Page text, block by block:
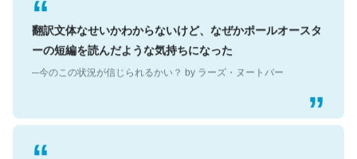
翻訳文体なせいかわからないけど、なぜかポールオースタ
ーの短編を読んだような気持ちになった
─今のこの状況が信じられるかい？ by ラーズ・ヌートバー